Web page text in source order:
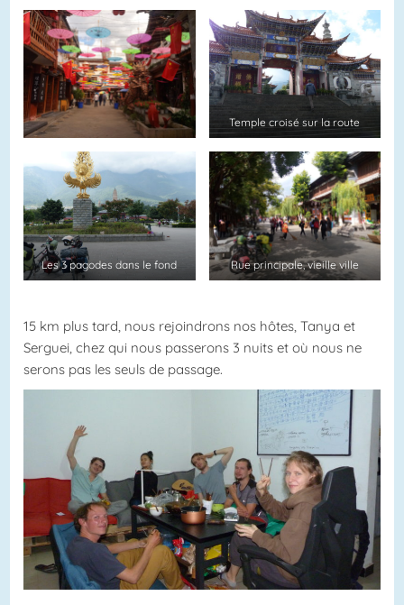
Temple croisé sur la route
Les 3 pagodes dans le fond Rue principale, vieille ville
15 km plus tard, nous rejoindrons nos hôtes, Tanya et
Serguei, chez qui nous passerons 3 nuits et où nous ne
serons pas les seuls de passage.